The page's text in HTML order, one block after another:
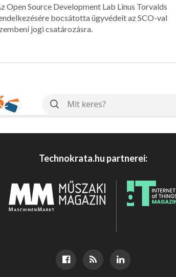
Open Source Development Lab Linus Torvalds
bocsátotta ügyvédeit az SCO-val
jogi csatározásra.
Technokrata.hu partnerei: